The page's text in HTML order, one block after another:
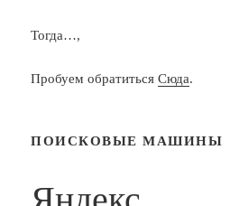
Тогда…,
Пробуем обратитьсяСюда.
ПОИСКОВЫЕ МАШИНЫ